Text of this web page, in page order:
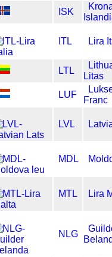
ISK
ITL Lira
LTL
Litas
LUF
Franc
LVL
MDL
MTL Lira
NLG